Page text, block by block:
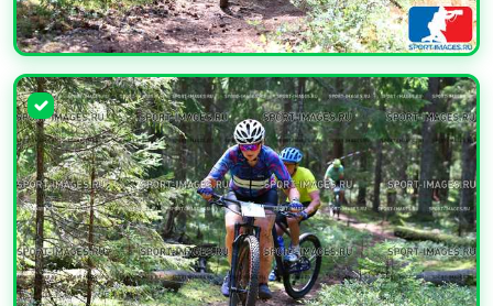
УВЕЛИЧИТЬ